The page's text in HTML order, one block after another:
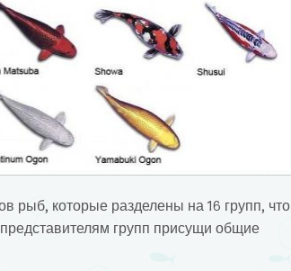
рыб, которые разделены на 16 групп, что
групп присущи общие